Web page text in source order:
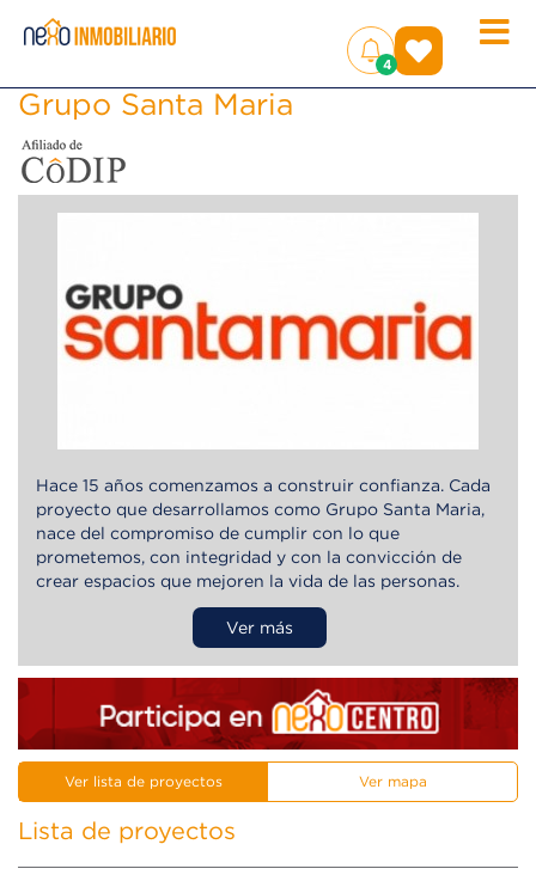
Toggle
4
()
Grupo Santa Maria
Hace 15 años comenzamos a construir confianza. Cada
proyecto que desarrollamos como Grupo Santa Maria,
nace del compromiso de cumplir con lo que
prometemos, con integridad y con la convicción de
crear espacios que mejoren la vida de las personas.
Nuestra reputación ha sido forjada por la satisfacción
de nuestros clientes, por una ejecución cuidada al
detalle y por una forma de trabajar que armoniza la
practicidad, el diseño y el confort. Gracias a esa
confianza, hoy como Grupo Santa Maria seguimos
contacto las historias de éxito, una a una de nuestros
clientes.
Ver más
Ver lista de proyectos Ver mapa
Lista de proyectos